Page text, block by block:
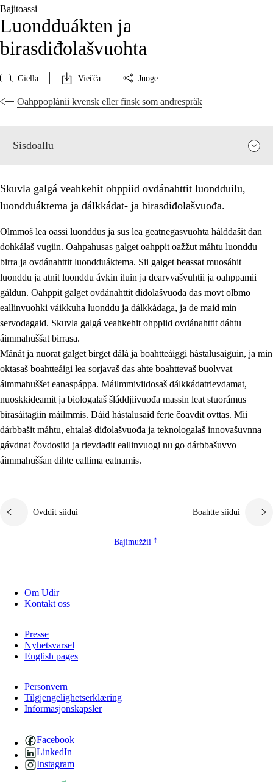
Bajitoassi
Luondduákten ja
birasdiđolašvuohta
Giella Viečča Juoge
Oahppoplánii kvensk eller finsk som andrespråk
Sisdoallu
1. Oahpahusa árvovuođđu
1.1 Olmmošárvu
1.2 Identitehta ja kultuvrralaš girjáivuohta
1.3 Kritihkalaš jurddašeapmi ja ehtalaš diđolašvuohta
1.4 Hutkanillu, beroštupmi ja suokkardanhuovva
1.5 Luondduákten ja birasdiđolašvuohta
Demokratiija ja mielváikkuheapmi
Skuvla galgá veahkehit ohppiid ovdánahttit luondduilu,
luondduáktema ja dálkkádat- ja birasdiđolašvuođa.
Olmmoš lea oassi luonddus ja sus lea geatnegasvuohta hálddašit dan
dohkálaš vugiin. Oahpahusas galget oahppit oažžut máhtu luonddu
birra ja ovdánahttit luondduáktema. Sii galget beassat muosáhit
luonddu ja atnit luonddu ávkin iluin ja dearvvašvuhtii ja oahppamii
gáldun. Oahppit galget ovdánahttit diđolašvuođa das movt olbmo
eallinvuohki váikkuha luonddu ja dálkkádaga, ja de maid min
servodagaid. Skuvla galgá veahkehit ohppiid ovdánahttit dáhtu
áimmahuššat birrasa.
Mánát ja nuorat galget birget dálá ja boahtteáiggi hástalusaiguin, ja min
oktasaš boahtteáigi lea sorjavaš das ahte boahttevaš buolvvat
áimmahuššet eanaspáppa. Máilmmiviidosaš dálkkádatrievdamat,
nuoskkideamit ja biologalaš šláddjiivuođa massin leat stuorámus
birasáitagiin máilmmis. Dáid hástalusaid ferte čoavdit ovttas. Mii
dárbbašit máhtu, ehtalaš diđolašvuođa ja teknologalaš innovašuvnna
gávdnat čovdosiid ja rievdadit eallinvuogi nu go dárbbašuvvo
áimmahuššan dihte eallima eatnamis.
Ovddit siidui Boahtte siidui
Bajimužžii
Om Udir
Kontakt oss
Presse
Nyhetsvarsel
English pages
Personvern
Tilgjengelighetserklæring
Informasjonskapsler
Facebook
LinkedIn
Instagram